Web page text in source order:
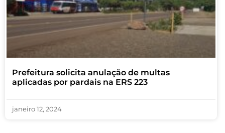
Prefeitura solicita anulação de multas
aplicadas por pardais na ERS 223
janeiro 12, 2024